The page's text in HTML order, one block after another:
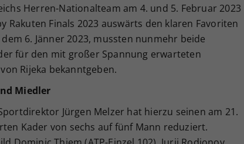
Herren-Nationalteam am 4. und 5. Februar 2023
Rakuten Finals 2023 auswärts den klaren Favoriten
6. Jänner 2023, mussten nunmehr beide
für den mit großer Spannung erwarteten
Rijeka bekanntgeben.
Miedler
Jürgen Melzer hat hierzu seinen am 21.
Kader von sechs auf fünf Mann reduziert.